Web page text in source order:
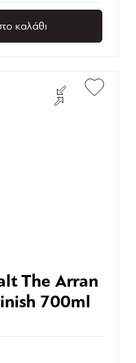
καλάθι
The Arran
700ml